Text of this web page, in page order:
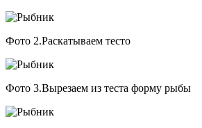
Фото 2.Раскатываем тесто
Фото 3.Вырезаем из теста форму рыбы